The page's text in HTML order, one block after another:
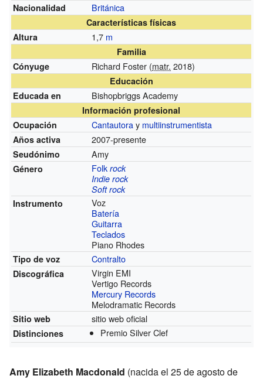
Nacionalidad Británica
Características físicas
Altura
1,7 m
Familia
Cónyuge
Richard Foster (matr. 2018)
Educación
Educada en
Bishopbriggs Academy
Información profesional
Ocupación
Cantautoray multiinstrumentista
Años activa 2007-presente
Seudónimo Amy
Género Folkrock
Indie rock
Soft rock
Instrumento
Voz
Batería
Guitarra
Teclados
Piano Rhodes
Tipo de voz Contralto
Discográfica
Virgin EMI
Vertigo Records
Mercury Records
Melodramatic Records
Sitio web sitio web oficial
Distinciones Premio Silver Clef
Amy Elizabeth Macdonald (nacida el 25 de agosto de